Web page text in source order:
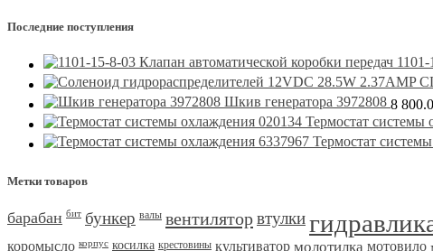
Последние поступления
Шкив генератора 3972808 8
Термостат системы
Термостат
Метки товаров
барабан бит бункер валы вентиляторвтулки
коромысло корпус косилка крестовины культиватор молотилка мотовило